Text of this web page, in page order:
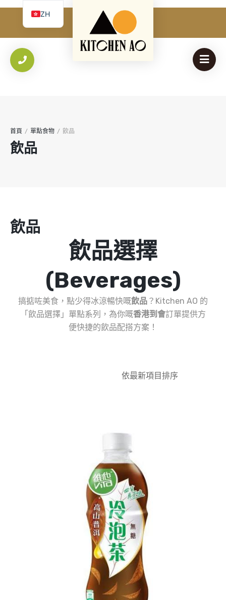
密碼*
填
忘記您的密碼？
首頁 / 單點食物 / 飲品
飲品
飲品
飲品選擇
(Beverages)
搞掂咗美食，點少得冰涼暢快嘅飲品 ？Kitchen AO 的
「飲品選擇」單點系列，為你嘅香港到會訂單提供方
便快捷的飲品配搭方案！
ZH
EN